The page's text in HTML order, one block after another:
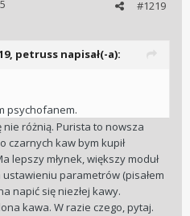
#1219
petruss napisał(-a):
psychofanem.
różnią. Purista to nowsza
czarnych kaw bym kupił
lepszy młynek, większy moduł
parametrów (pisałem
napić się niezłej kawy.
kawa. W razie czego, pytaj.